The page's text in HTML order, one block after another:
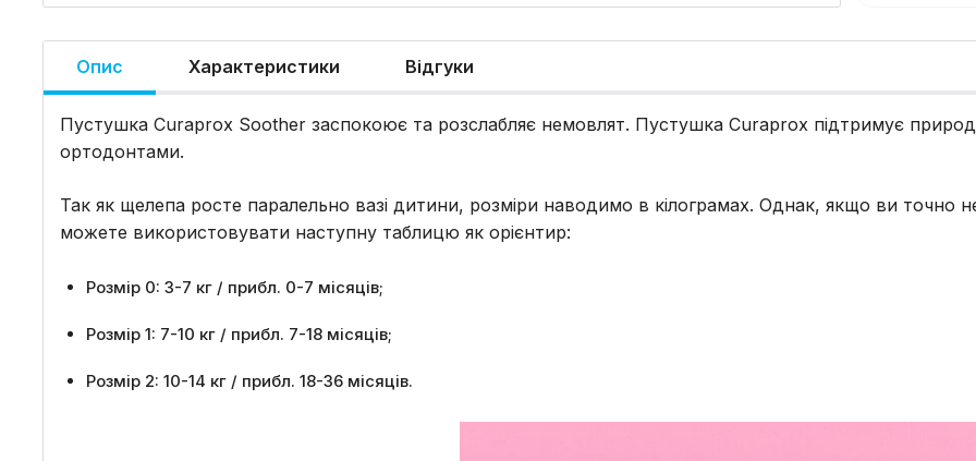
Опис Характеристики Відгуки
Пустушка Curaprox Soother заспокоює та розслабляє немовлят. Пустушка Curaprox підтримує
ортодонтами.
Так як щелепа росте паралельно вазі дитини, розміри наводимо в кілограмах. Однак, якщо ви точно
можете використовувати наступну таблицю як орієнтир:
Розмір 0: 3-7 кг / прибл. 0-7 місяців;
Розмір 1: 7-10 кг / прибл. 7-18 місяців;
Розмір 2: 10-14 кг / прибл. 18-36 місяців.